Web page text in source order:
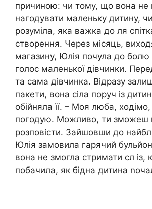
причиною: чи тому, що вона не
нагодувати маленьку дитину,
розуміла, яка важка до ля
створення. Через місяць,
магазину, Юлія почула до
голос маленької дівчинки.
та сама дівчинка. Відразу
пакети, вона сіла поруч із
обійняла її. – Моя люба,
погодую. Можливо, ти зможеш
розповісти. Зайшовши до
Юлія замовила гарячий
вона не змогла стримати сл із,
побачила, як бідна дитина